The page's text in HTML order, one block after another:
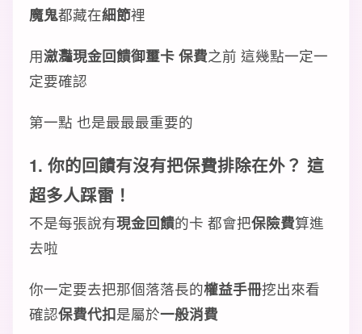
魔鬼都藏在細節裡
用瀲灩現金回饋御璽卡 保費之前 這幾點一定一
定要確認
第一點 也是最最最重要的
1. 你的回饋有沒有把保費排除在外？ 這
超多人踩雷！
不是每張說有現金回饋的卡 都會把保險費算進
去啦
你一定要去把那個落落長的權益手冊挖出來看
確認保費代扣是屬於一般消費